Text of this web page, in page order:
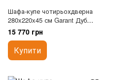
Шафа-купе чотирьохдверна
280x220x45 см Garant Дуб
крафт золотой
15 770 грн
Купити